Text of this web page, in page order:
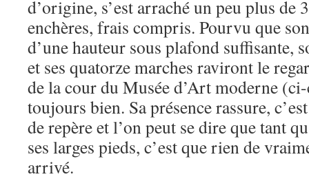
d’origine, s’est arraché un peu plus de
enchères, frais compris. Pourvu que
d’une hauteur sous plafond suffisante,
et ses quatorze marches raviront le
de la cour du Musée d’Art moderne
toujours bien. Sa présence rassure,
de repère et l’on peut se dire que tant
ses larges pieds, c’est que rien de
arrivé.